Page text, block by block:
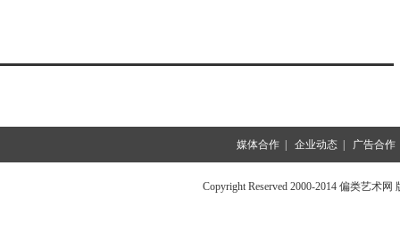
媒体合作 企业动态 广告合作
Copyright Reserved 2000-2014 偏类艺术